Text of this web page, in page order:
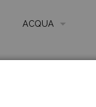
ACQUA
QUALITÀ DELL'ACQUA